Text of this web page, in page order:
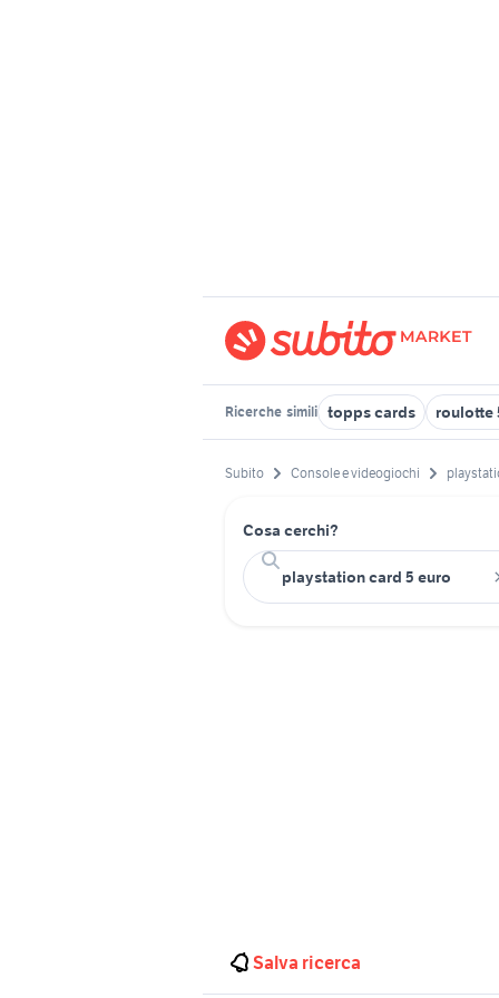
Ricerche simili topps cards roulotte
Subito Console e videogiochi
Cosa cerchi?
Salva ricerca